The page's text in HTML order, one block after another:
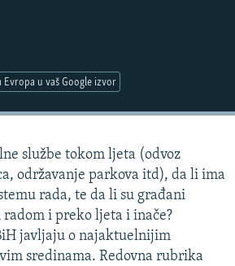
2024.
Evropa u vaš Google izvor
službe tokom ljeta (odvoz
održavanje parkova itd), da li ima
rada, te da li su građani
i preko ljeta i inače?
javljaju o najaktuelnijim
sredinama. Redovna rubrika